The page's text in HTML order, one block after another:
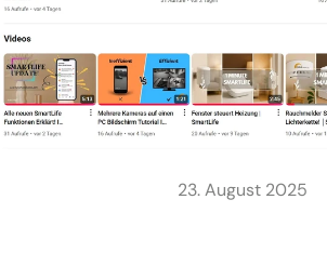
23. August 2025